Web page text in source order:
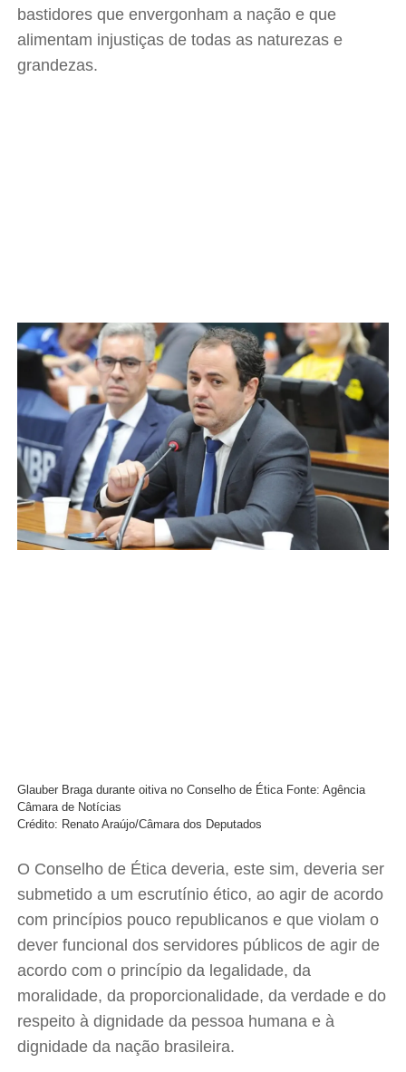
bastidores que envergonham a nação e que
alimentam injustiças de todas as naturezas e
grandezas.
Glauber Braga durante oitiva no Conselho de Ética Fonte: Agência
Câmara de Notícias
Crédito: Renato Araújo/Câmara dos Deputados
O Conselho de Ética deveria, este sim, deveria ser
submetido a um escrutínio ético, ao agir de acordo
com princípios pouco republicanos e que violam o
dever funcional dos servidores públicos de agir de
acordo com o princípio da legalidade, da
moralidade, da proporcionalidade, da verdade e do
respeito à dignidade da pessoa humana e à
dignidade da nação brasileira.